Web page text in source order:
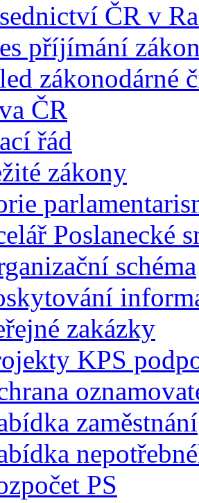
ČR v
příjímání
zákonodárné
ČR
řád
zákony
Poslanecké
schéma
zakázky
KPS
zaměstnání
PS